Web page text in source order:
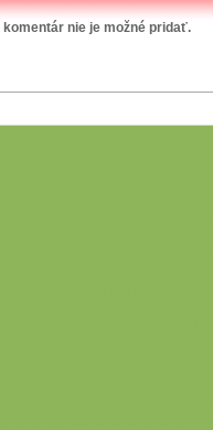
nie je možné pridať.